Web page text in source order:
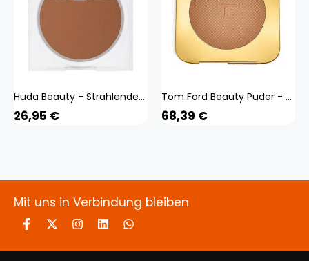
Huda Beauty - Strahlendes Puder Makeup - Glowish Luminous Powder - glowish Luminous Powder 11 Deep
26,95 €
Tom Ford Beauty Puder - Soleil Glow Powder (02 Terra)
68,39 €
Mit uns in Verbindung bleiben